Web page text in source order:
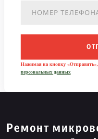
Нажимая на кнопку «Отправить»,
персональных данных
Ремонт